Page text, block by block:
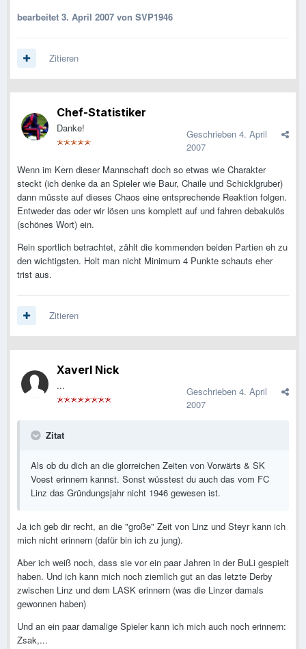
bearbeitet 3. April 2007 von SVP1946
Zitieren
Chef-Statistiker
Danke! Geschrieben 4. April
2007
Wenn im Kern dieser Mannschaft doch so etwas wie Charakter
steckt (ich denke da an Spieler wie Baur, Chaile und Schicklgruber)
dann müsste auf dieses Chaos eine entsprechende Reaktion folgen.
Entweder das oder wir lösen uns komplett auf und fahren debakulös
(schönes Wort) ein.
Rein sportlich betrachtet, zählt die kommenden beiden Partien eh zu
den wichtigsten. Holt man nicht Minimum 4 Punkte schauts eher
trist aus.
Zitieren
Xaverl Nick
... Geschrieben 4. April
2007
Zitat
Als ob du dich an die glorreichen Zeiten von Vorwärts & SK
Voest erinnern kannst. Sonst wüsstest du auch das vom FC
Linz das Gründungsjahr nicht 1946 gewesen ist.
Ja ich geb dir recht, an die "große" Zeit von Linz und Steyr kann ich
mich nicht erinnern (dafür bin ich zu jung).
Aber ich weiß noch, dass sie vor ein paar Jahren in der BuLi gespielt
haben. Und ich kann mich noch ziemlich gut an das letzte Derby
zwischen Linz und dem LASK erinnern (was die Linzer damals
gewonnen haben)
Und an ein paar damalige Spieler kann ich mich auch noch erinnern:
Zsak,...